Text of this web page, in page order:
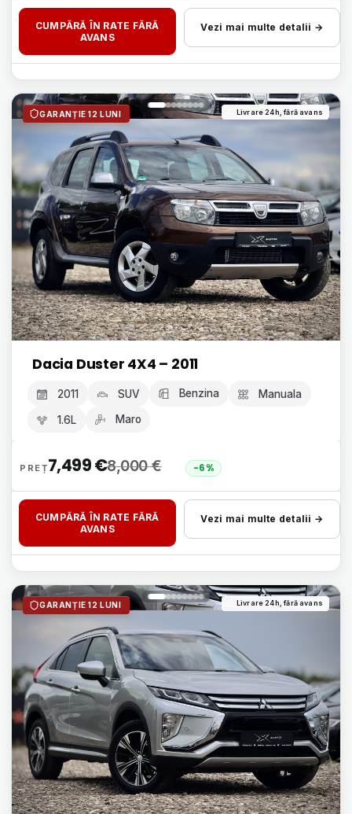
CUMPĂRĂ ÎN RATE FĂRĂ
AVANS
Vezi mai multe detalii →
GARANȚIE 12 LUNI Livrare 24h, fără avans
Dacia Duster 4X4 – 2011
2011 SUV Benzina Manuala
1.6L Maro
8,000€
7,499€ -6%
CUMPĂRĂ ÎN RATE FĂRĂ
AVANS
Vezi mai multe detalii →
GARANȚIE 12 LUNI Livrare 24h, fără avans